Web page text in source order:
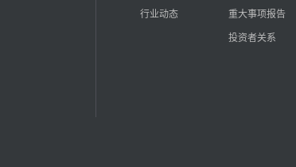
行业动态 重大事项报告
投资者关系